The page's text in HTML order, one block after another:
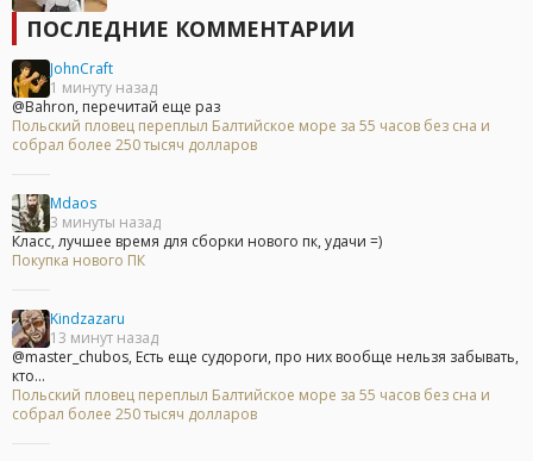
ПОСЛЕДНИЕ КОММЕНТАРИИ
JohnCraft
1 минуту назад
@Bahron, перечитай еще раз
Польский пловец переплыл Балтийское море за 55 часов без сна и
собрал более 250 тысяч долларов
Mdaos
3 минуты назад
Класс, лучшее время для сборки нового пк, удачи =)
Покупка нового ПК
Kindzazaru
13 минут назад
@master_chubos, Есть еще судороги, про них вообще нельзя забывать,
кто...
Польский пловец переплыл Балтийское море за 55 часов без сна и
собрал более 250 тысяч долларов